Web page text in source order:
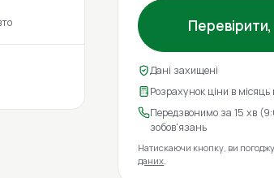
Дані захищені
Розрахунок ціни в місяць
Передзвонимо за 15 хв
зобов'язань
Натискаючи кнопку, ви
даних